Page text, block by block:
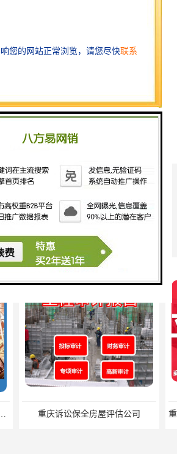
manufacturing enterprises
庆诉讼保全房屋评估公司 重庆诉讼保全房屋评估公司